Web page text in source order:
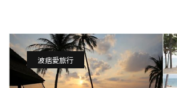
波痞愛旅行